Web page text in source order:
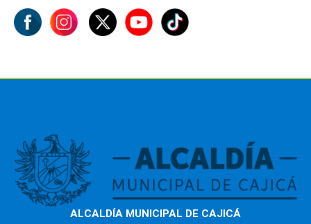
ALCALDÍA MUNICIPAL DE CAJICÁ